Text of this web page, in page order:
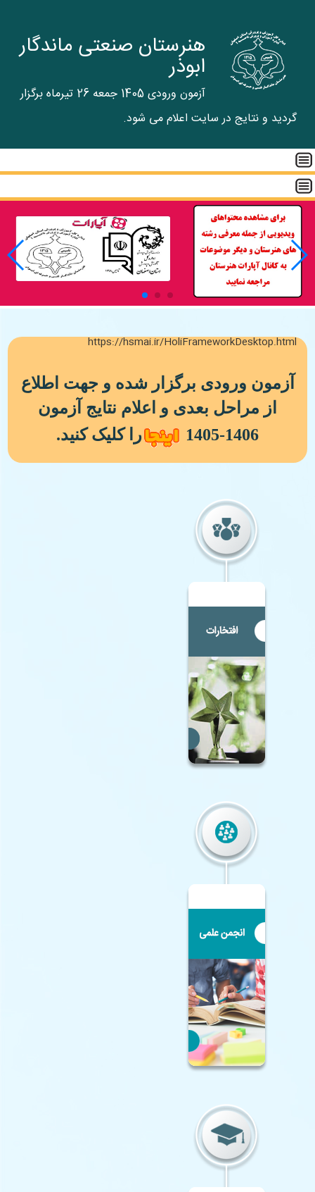
هنرستان صنعتی ماندگار
ابوذر
آزمون ورودی 1405 جمعه 26 تیرماه برگزار
گردید و نتایج در سایت اعلام می شود.
https://hsmai.ir/HoliFrameworkDesktop.html
آزمون ورودی برگزار شده و جهت اطلاع
از مراحل بعدی و اعلام نتایج آزمون
1406-1405
را کلیک کنید.